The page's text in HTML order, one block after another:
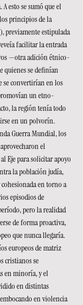
esto se sumó que el
principios de la
previamente estipulada
facilitar la entrada
—otra adición étnico-
se definían
se convertirían en los
un etno-
la región tenía todo
en un polvorín.
Guerra Mundial, los
el
Eje para solicitar apoyo
la población judía,
cohesionada en torno a
episodios de
pero la realidad
de forma proactiva,
que nunca llegaría.
europeos de matriz
cristianos se
en minoría, y el
en distintas
en violencia